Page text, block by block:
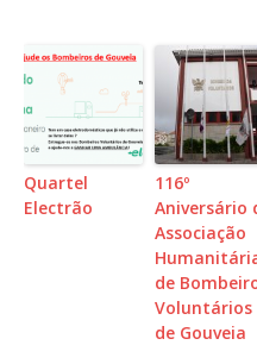
Quartel
Electrão
116º
Aniversário
Associação
de
Voluntários
de Gouveia